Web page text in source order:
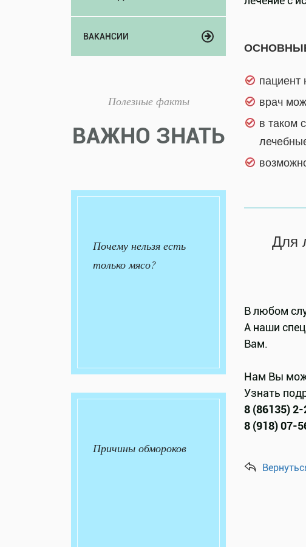
пациент
врач
в таком
Для
В любом
А наши
Вам.
Нам Вы
Узнать
8 (86135)
8 (918) 07-
ВАКАНСИИ
Полезные факты
ВАЖНО ЗНАТЬ
Почему нельзя есть
только мясо?
Причины обмороков